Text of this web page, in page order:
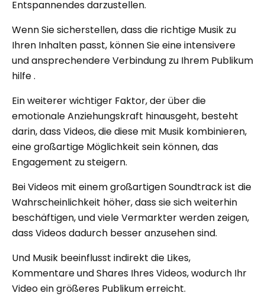
Entspannendes darzustellen.
Wenn Sie sicherstellen, dass die richtige Musik zu
Ihren Inhalten passt, können Sie eine intensivere
und ansprechendere Verbindung zu Ihrem Publikum
hilfe .
Ein weiterer wichtiger Faktor, der über die
emotionale Anziehungskraft hinausgeht, besteht
darin, dass Videos, die diese mit Musik kombinieren,
eine großartige Möglichkeit sein können, das
Engagement zu steigern.
Bei Videos mit einem großartigen Soundtrack ist die
Wahrscheinlichkeit höher, dass sie sich weiterhin
beschäftigen, und viele Vermarkter werden zeigen,
dass Videos dadurch besser anzusehen sind.
Und Musik beeinflusst indirekt die Likes,
Kommentare und Shares Ihres Videos, wodurch Ihr
Video ein größeres Publikum erreicht.